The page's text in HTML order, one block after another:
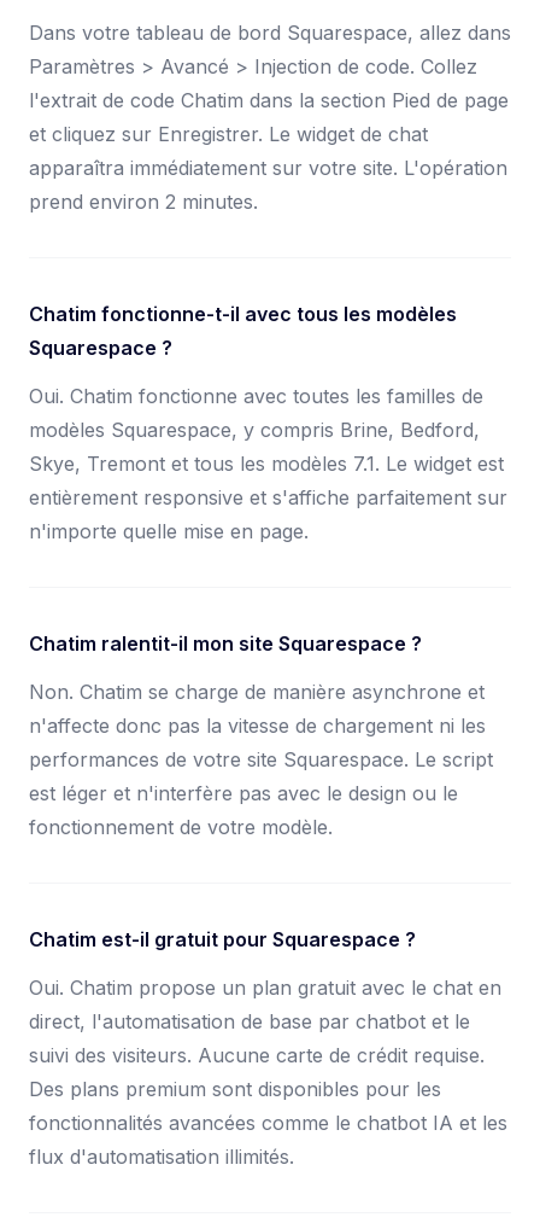
Dans votre tableau de bord Squarespace, allez dans
Paramètres > Avancé > Injection de code. Collez
l'extrait de code Chatim dans la section Pied de page
et cliquez sur Enregistrer. Le widget de chat
apparaîtra immédiatement sur votre site. L'opération
prend environ 2 minutes.
Chatim fonctionne-t-il avec tous les modèles
Squarespace ?
Oui. Chatim fonctionne avec toutes les familles de
modèles Squarespace, y compris Brine, Bedford,
Skye, Tremont et tous les modèles 7.1. Le widget est
entièrement responsive et s'affiche parfaitement sur
n'importe quelle mise en page.
Chatim ralentit-il mon site Squarespace ?
Non. Chatim se charge de manière asynchrone et
n'affecte donc pas la vitesse de chargement ni les
performances de votre site Squarespace. Le script
est léger et n'interfère pas avec le design ou le
fonctionnement de votre modèle.
Chatim est-il gratuit pour Squarespace ?
Oui. Chatim propose un plan gratuit avec le chat en
direct, l'automatisation de base par chatbot et le
suivi des visiteurs. Aucune carte de crédit requise.
Des plans premium sont disponibles pour les
fonctionnalités avancées comme le chatbot IA et les
flux d'automatisation illimités.